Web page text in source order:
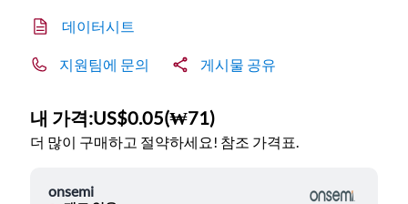
데이터시트
지원팀에 문의 게시물 공유
내 가격:US$0.05(₩71)
더 많이 구매하고 절약하세요! 참조 가격표.
onsemi